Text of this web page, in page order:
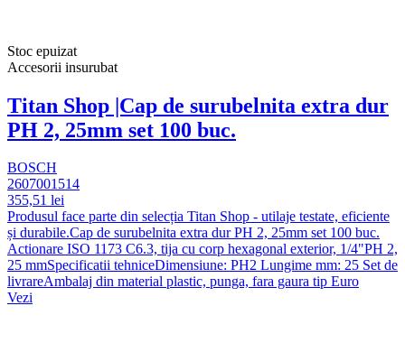
Stoc epuizat
Accesorii insurubat
Titan Shop |Cap de surubelnita extra dur
PH 2, 25mm set 100 buc.
BOSCH
2607001514
355,51 lei
Produsul face parte din selecția Titan Shop - utilaje testate, eficiente
și durabile.Cap de surubelnita extra dur PH 2, 25mm set 100 buc.
Actionare ISO 1173 C6.3, tija cu corp hexagonal exterior, 1/4"PH 2,
25 mmSpecificatii tehniceDimensiune: PH2 Lungime mm: 25 Set de
livrareAmbalaj din material plastic, punga, fara gaura tip Euro
Vezi